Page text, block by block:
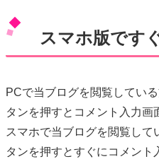
スマホ版です
PCで当ブログを閲覧してい
タンを押すとコメント入力画
スマホで当ブログを閲覧し
タンを押すとすぐにコメント